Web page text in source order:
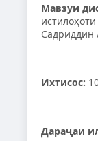
Мавзуи
Садриддин
Ихтисос:
Дараҷаи